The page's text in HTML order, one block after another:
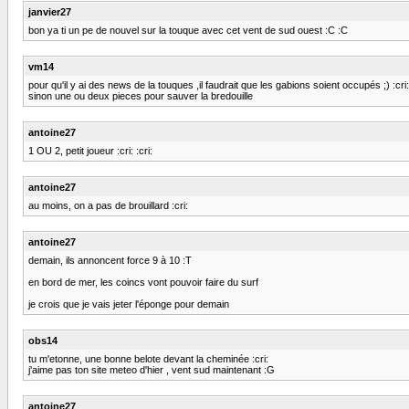
janvier27
bon ya ti un pe de nouvel sur la touque avec cet vent de sud ouest :C :C
vm14
pour qu'il y ai des news de la touques ,il faudrait que les gabions soient occupés ;)
sinon une ou deux pieces pour sauver la bredouille
antoine27
1 OU 2, petit joueur :cri: :cri:
antoine27
au moins, on a pas de brouillard :cri:
antoine27
demain, ils annoncent force 9 à 10 :T
en bord de mer, les coincs vont pouvoir faire du surf
je crois que je vais jeter l'éponge pour demain
obs14
tu m'etonne, une bonne belote devant la cheminée :cri:
j'aime pas ton site meteo d'hier , vent sud maintenant :G
antoine27